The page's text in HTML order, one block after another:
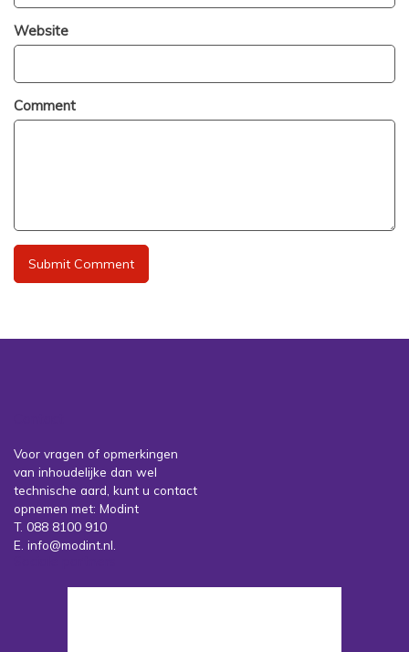
Website
Comment
Voor vragen of opmerkingen
van inhoudelijke dan wel
technische aard, kunt u contact
opnemen met: Modint
T. 088 8100 910
E. info@modint.nl.